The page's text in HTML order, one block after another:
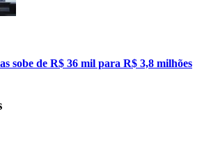
sobe de R$ 36 mil para R$ 3,8 milhões